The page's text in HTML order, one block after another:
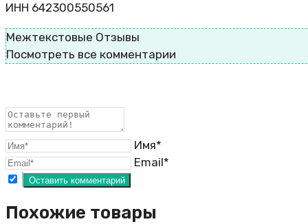
ИНН 642300550561
Межтекстовые Отзывы
Посмотреть все комментарии
Имя*
Email*
Похожие товары